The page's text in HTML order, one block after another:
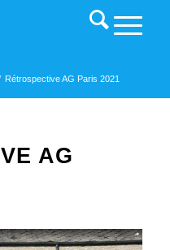
Rétrospective AG Paris 2021
AG